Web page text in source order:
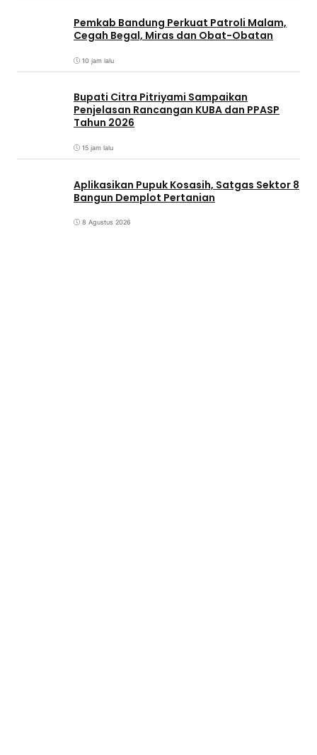
Pemkab Bandung Perkuat Patroli Malam,
Cegah Begal, Miras dan Obat-Obatan
10 jam lalu
Bupati Citra Pitriyami Sampaikan
Penjelasan Rancangan KUBA dan PPASP
Tahun 2026
15 jam lalu
Aplikasikan Pupuk Kosasih, Satgas Sektor 8
Bangun Demplot Pertanian
8 Agustus 2026